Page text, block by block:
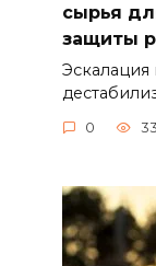
сырья
защиты
0 33